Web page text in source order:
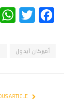
أميركان آيدول